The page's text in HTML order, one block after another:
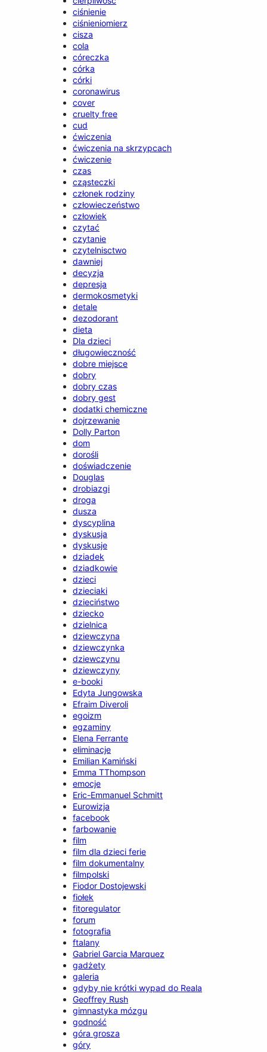
ciśnienie
ciśnieniomierz
cisza
cola
córeczka
córka
córki
coronawirus
cover
cruelty free
cud
ćwiczenia
ćwiczenia na skrzypcach
ćwiczenie
czas
cząsteczki
członek rodziny
człowieczeństwo
człowiek
czytać
czytanie
czytelnisctwo
dawniej
decyzja
depresja
dermokosmetyki
detale
dezodorant
dieta
Dla dzieci
długowieczność
dobre miejsce
dobry
dobry czas
dobry gest
dodatki chemiczne
dojrzewanie
Dolly Parton
dom
dorośli
doświadczenie
Douglas
drobiazgi
droga
dusza
dyscyplina
dyskusja
dyskusje
dziadek
dziadkowie
dzieci
dzieciaki
dzieciństwo
dziecko
dzielnica
dziewczyna
dziewczynka
dziewczynu
dziewczyny
e-booki
Edyta Jungowska
Efraim Diveroli
egoizm
egzaminy
Elena Ferrante
eliminacje
Emilian Kamiński
Emma TThompson
emocje
Eric-Emmanuel Schmitt
Eurowizja
facebook
farbowanie
film
film dla dzieci ferie
film dokumentalny
filmpolski
Fiodor Dostojewski
fiołek
fitoregulator
forum
fotografia
ftalany
Gabriel Garcia Marquez
gadżety
galeria
gdyby nie krótki wypad do Reala
Geoffrey Rush
gimnastyka mózgu
godność
góra grosza
góry